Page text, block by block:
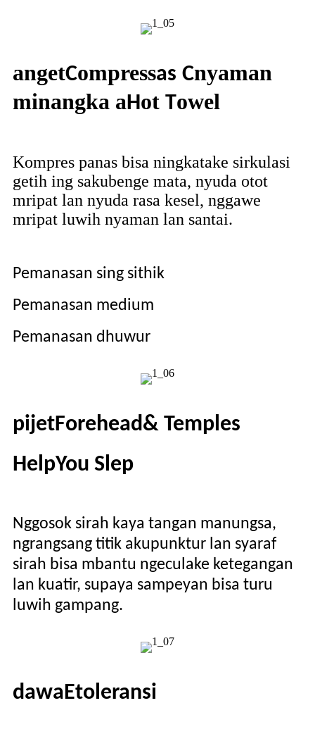
angetCompressas Cnyaman
minangka aHot Towel
Kompres panas bisa ningkatake sirkulasi
getih ing sakubenge mata, nyuda otot
mripat lan nyuda rasa kesel, nggawe
mripat luwih nyaman lan santai.
Pemanasan sing sithik
Pemanasan medium
Pemanasan dhuwur
pijetForehead& Temples
HelpYou Slep
Nggosok sirah kaya tangan manungsa,
ngrangsang titik akupunktur lan syaraf
sirah bisa mbantu ngeculake ketegangan
lan kuatir, supaya sampeyan bisa turu
luwih gampang.
dawaEtoleransi